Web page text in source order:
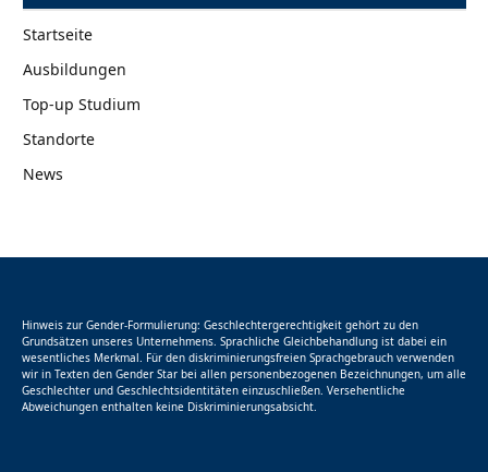
Startseite
Ausbildungen
Top-up Studium
Standorte
News
Hinweis zur Gender-Formulierung: Geschlechtergerechtigkeit gehört zu den
Grundsätzen unseres Unternehmens. Sprachliche Gleichbehandlung ist dabei ein
wesentliches Merkmal. Für den diskriminierungsfreien Sprachgebrauch verwenden
wir in Texten den Gender Star bei allen personenbezogenen Bezeichnungen, um alle
Geschlechter und Geschlechtsidentitäten einzuschließen. Versehentliche
Abweichungen enthalten keine Diskriminierungsabsicht.